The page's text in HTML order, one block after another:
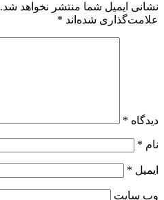
نشانی ایمیل شما منتشر نخواهد شد.
علامت‌گذاری شده‌اند *
دیدگاه *
نام *
ایمیل *
وب‌ سایت